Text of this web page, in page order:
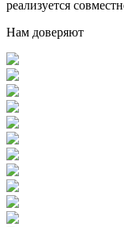
реализуется
Нам доверяют